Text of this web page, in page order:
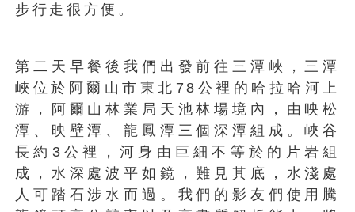
步行走很方便。
第二天早餐後我們出發前往三潭峽，三潭
峽位於阿爾山市東北78公裡的哈拉哈河上
游，阿爾山林業局天池林場境內，由映松
潭、映壁潭、龍鳳潭三個深潭組成。峽谷
長約3公裡，河身由巨細不等於的片岩組
成，水深處波平如鏡，難見其底，水淺處
人可踏石涉水而過。我們的影友們使用騰